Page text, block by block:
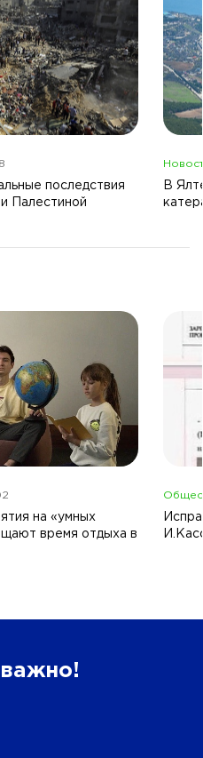
последствия
Палестиной
В
на «умных
время отдыха в